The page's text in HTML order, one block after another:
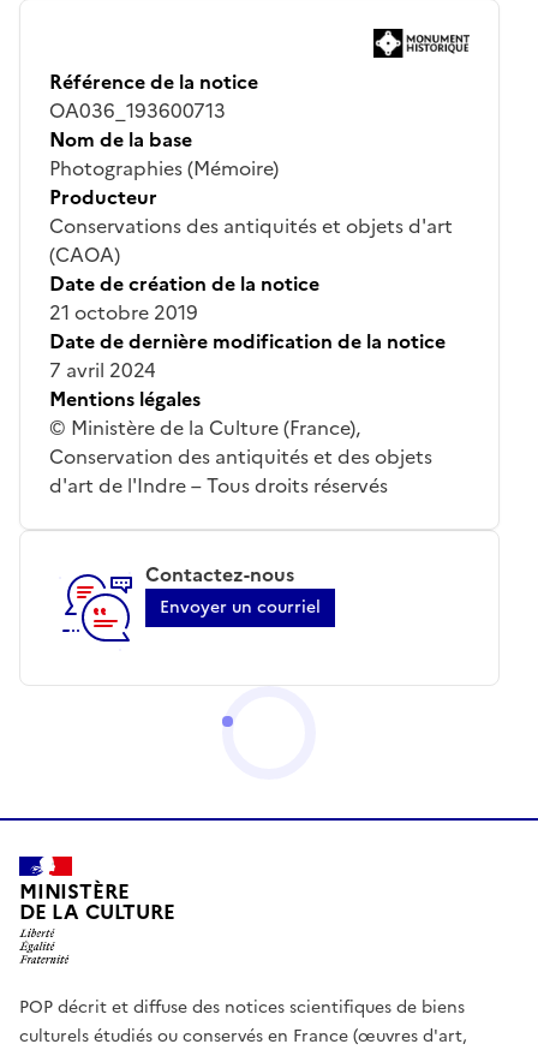
Référence de la notice
OA036_193600713
Nom de la base
Photographies (Mémoire)
Producteur
Conservations des antiquités et objets d'art
(CAOA)
Date de création de la notice
21 octobre 2019
Date de dernière modification de la notice
7 avril 2024
Mentions légales
© Ministère de la Culture (France),
Conservation des antiquités et des objets
d'art de l'Indre – Tous droits réservés
Contactez-nous
Envoyer un courriel
MINISTÈRE
DE LA CULTURE
POP décrit et diffuse des notices scientifiques de biens
culturels étudiés ou conservés en France (œuvres d'art,